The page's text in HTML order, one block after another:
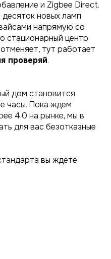
и Zigbee Direct.
новых ламп
напрямую со
стационарный центр
тут работает
проверяй.
дом становится
часы. Пока ждем
4.0 на рынке, мы в
для вас безотказные
вы ждете